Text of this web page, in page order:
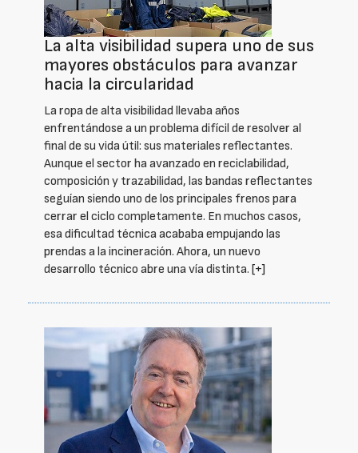
La alta visibilidad supera uno de sus
mayores obstáculos para avanzar
hacia la circularidad
La ropa de alta visibilidad llevaba años
enfrentándose a un problema difícil de resolver al
final de su vida útil: sus materiales reflectantes.
Aunque el sector ha avanzado en reciclabilidad,
composición y trazabilidad, las bandas reflectantes
seguían siendo uno de los principales frenos para
cerrar el ciclo completamente. En muchos casos,
esa dificultad técnica acababa empujando las
prendas a la incineración. Ahora, un nuevo
desarrollo técnico abre una vía distinta. [+]